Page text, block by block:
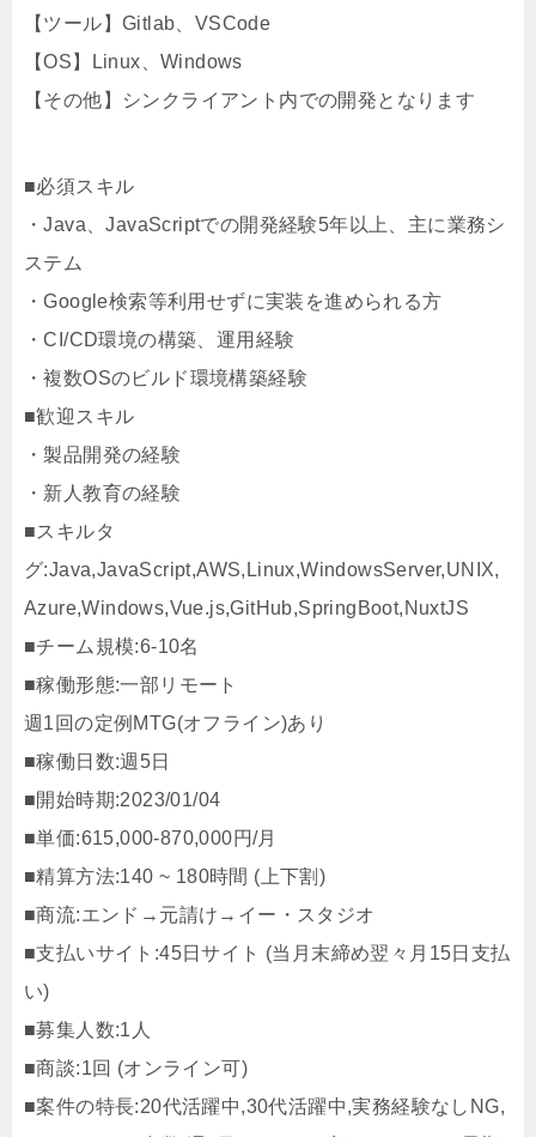
【ツール】Gitlab、VSCode
【OS】Linux、Windows
【その他】シンクライアント内での開発となります
■必須スキル
・Java、JavaScriptでの開発経験5年以上、主に業務シ
ステム
・Google検索等利用せずに実装を進められる方
・CI/CD環境の構築、運用経験
・複数OSのビルド環境構築経験
■歓迎スキル
・製品開発の経験
・新人教育の経験
■スキルタ
グ:Java,JavaScript,AWS,Linux,WindowsServer,UNIX,
Azure,Windows,Vue.js,GitHub,SpringBoot,NuxtJS
■チーム規模:6-10名
■稼働形態:一部リモート
週1回の定例MTG(オフライン)あり
■稼働日数:週5日
■開始時期:2023/01/04
■単価:615,000-870,000円/月
■精算方法:140 ~ 180時間 (上下割)
■商流:エンド→元請け→イー・スタジオ
■支払いサイト:45日サイト (当月末締め翌々月15日支払
い)
■募集人数:1人
■商談:1回 (オンライン可)
■案件の特長:20代活躍中,30代活躍中,実務経験なしNG,